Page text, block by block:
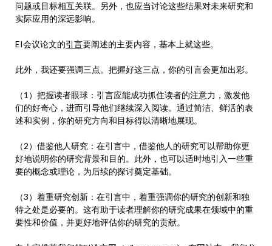
问题或目标相互关联。另外，也应当讨论这些结果对未来研究和
实际应用的深远影响。
EI会议论文的引言要阐述的主要内容，基本上就这些。
此外，我还要强调三点。把握好这三点，你的引言会更加出彩。
（1）把握读者眼球：引言应能成功抓住读者的注意力，激发他
们的好奇心，进而引导他们继续深入阅读。通过简洁、鲜活的表
述和实例，你的研究方向和目标得以清晰地展现。
（2）借鉴他人研究：在引言中，借鉴他人的研究可以帮助你更
好地说明你的研究背景和目的。此外，也可以适时地引入一些重
要的概念或理论，为后续的探讨奠定基础。
（3）着重研究创新：在引言中，着重强调你的研究的创新和独
特之处是必要的。这有助于读者理解你的研究成果在领域中的重
要性和价值，并更好地评估你的研究的贡献。